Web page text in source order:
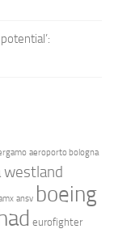
aeroporto bologna
westland
ansv boeing
eurofighter